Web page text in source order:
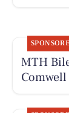
MTH
Comwell